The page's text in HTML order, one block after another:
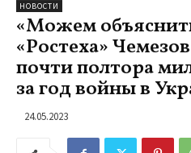
НОВОСТИ
«Можем
«Ростеха»
почти полтора
за год войны в
24.05.2023